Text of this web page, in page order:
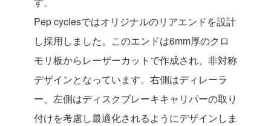
Pep cyclesではオリジナルのリアエンドを設計
し採用しました。このエンドは6mm厚のクロ
モリ板からレーザーカットで作成され、非対称
デザインとなっています。右側はディレーラ
ー、左側はディスクブレーキキャリパーの取り
付けを考慮し最適化されるようにデザインしま